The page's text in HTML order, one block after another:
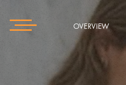
OVERVIEW